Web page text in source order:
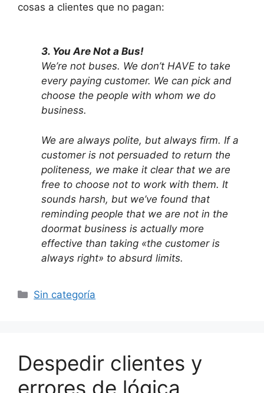
cosas a clientes que no pagan:
3. You Are Not a Bus!
We’re not buses. We don’t HAVE to take
every paying customer. We can pick and
choose the people with whom we do
business.
We are always polite, but always firm. If a
customer is not persuaded to return the
politeness, we make it clear that we are
free to choose not to work with them. It
sounds harsh, but we’ve found that
reminding people that we are not in the
doormat business is actually more
effective than taking «the customer is
always right» to absurd limits.
Categorías
Sin categoría
Despedir clientes y
errores de lógica